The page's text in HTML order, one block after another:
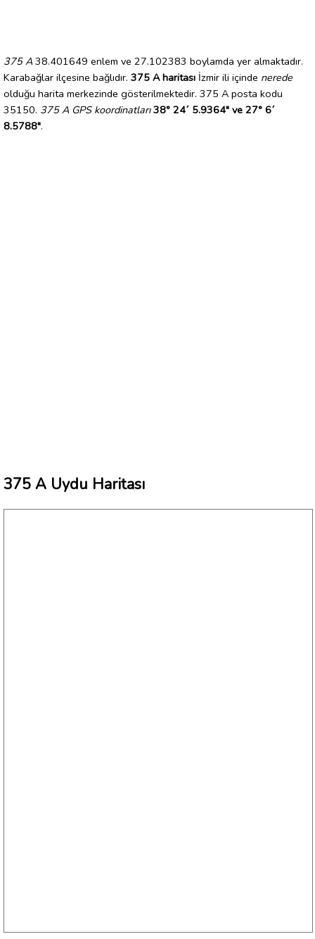
375 A 38.401649 enlem ve 27.102383 boylamda yer almaktadır.
Karabağlar ilçesine bağlıdır. 375 A haritası İzmir ili içinde nerede
olduğu harita merkezinde gösterilmektedir. 375 A posta kodu
35150. 375 A GPS koordinatları 38° 24´ 5.9364" ve 27° 6´
8.5788".
375 A Uydu Haritası